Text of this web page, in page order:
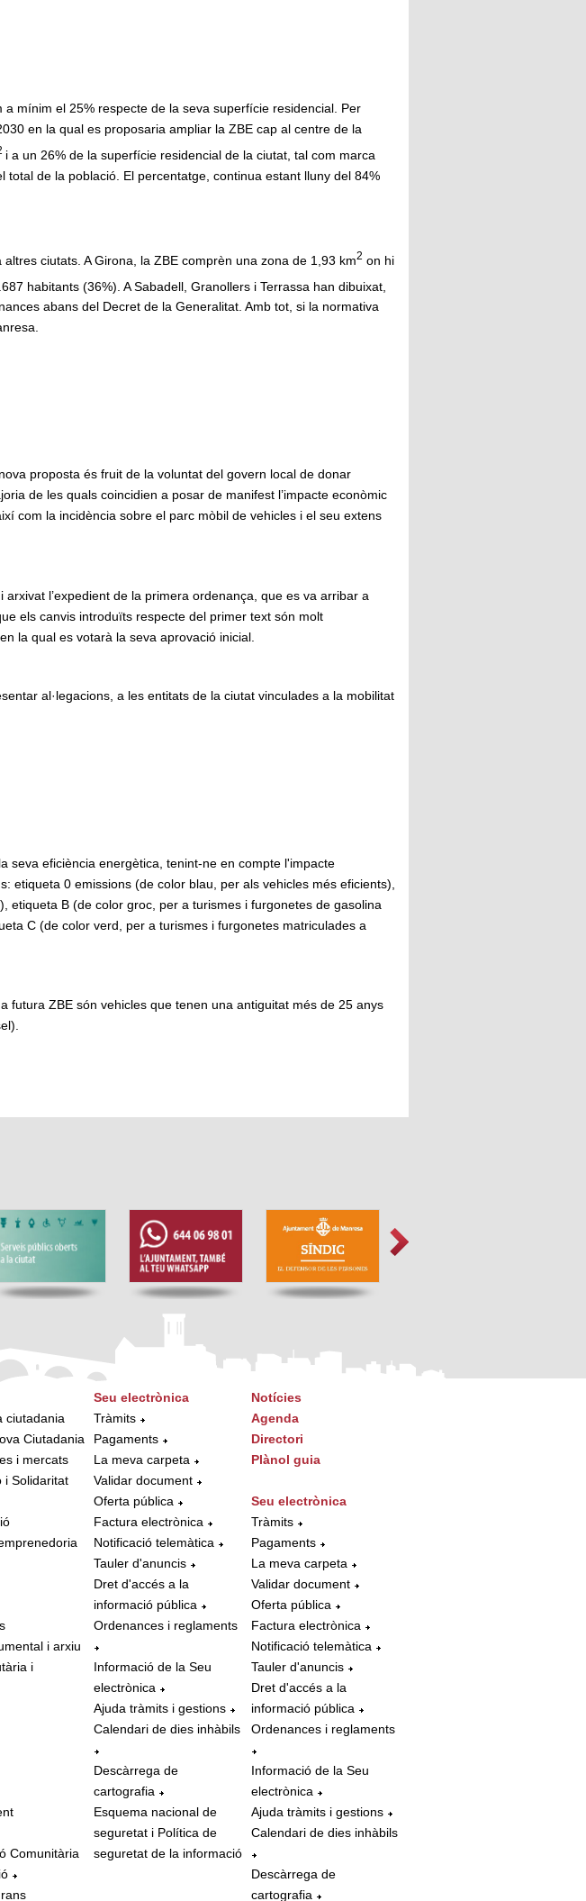
mínim el 25% respecte de la seva superfície residencial. Per
en la qual es proposaria ampliar la ZBE cap al centre de la
i a un 26% de la superfície residencial de la ciutat, tal com marca
de la població. El percentatge, continua estant lluny del 84%
ciutats. A Girona, la ZBE comprèn una zona de 1,93 km2 on hi
habitants (36%). A Sabadell, Granollers i Terrassa han dibuixat,
abans del Decret de la Generalitat. Amb tot, si la normativa
proposta és fruit de la voluntat del govern local de donar
de les quals coincidien a posar de manifest l’impacte econòmic
com la incidència sobre el parc mòbil de vehicles i el seu extens
arxivat l’expedient de la primera ordenança, que es va arribar a
els canvis introduïts respecte del primer text són molt
la qual es votarà la seva aprovació inicial.
al·legacions, a les entitats de la ciutat vinculades a la mobilitat
seva eficiència energètica, tenint-ne en compte l'impacte
etiqueta 0 emissions (de color blau, per als vehicles més eficients),
B (de color groc, per a turismes i furgonetes de gasolina
C (de color verd, per a turismes i furgonetes matriculades a
futura ZBE són vehicles que tenen una antiguitat més de 25 anys
ciutadania
Ciutadania
i mercats
i Solidaritat
i arxiu
i
Comunitària
Seu electrònica
Tràmits
Pagaments
La meva carpeta
Validar document
Oferta pública
Factura electrònica
Notificació telemàtica
Tauler d'anuncis
Dret d'accés a la
informació pública
Ordenances i reglaments
Informació de la Seu
electrònica
Ajuda tràmits i gestions
Calendari de dies inhàbils
Descàrrega de
cartografia
Esquema nacional de
seguretat i Política de
seguretat de la informació
Notícies
Agenda
Directori
Plànol guia
Seu electrònica
Tràmits
Pagaments
La meva carpeta
Validar document
Oferta pública
Factura electrònica
Notificació telemàtica
Tauler d'anuncis
Dret d'accés a la
informació pública
Ordenances i reglaments
Informació de la Seu
electrònica
Ajuda tràmits i gestions
Calendari de dies inhàbils
Descàrrega de
cartografia